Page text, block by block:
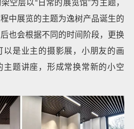
中展览的主题为逸树产品诞生的
也会根据不同的时间阶段，更换
以是业主的摄影展，小朋友的画
主题讲座，形成常换常新的小空